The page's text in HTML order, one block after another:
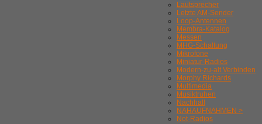
Lautsprecher
Letzte AM-Sender
Loop-Antennen
Membra-Katalog
Messen
MHG-Schaltung
Mikrofone
Miniatur-Radios
Modern-zu-alt Verbinden
Morphy Richards
Multimedia
Musiktruhen
Nachhall
NAHAUFNAHMEN >
Not-Radios